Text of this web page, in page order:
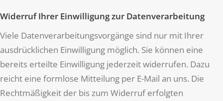
Widerruf Ihrer Einwilligung zur Datenverarbeitung
Viele Datenverarbeitungsvorgänge sind nur mit Ihrer
ausdrücklichen Einwilligung möglich. Sie können eine
bereits erteilte Einwilligung jederzeit widerrufen. Dazu
reicht eine formlose Mitteilung per E-Mail an uns. Die
Rechtmäßigkeit der bis zum Widerruf erfolgten